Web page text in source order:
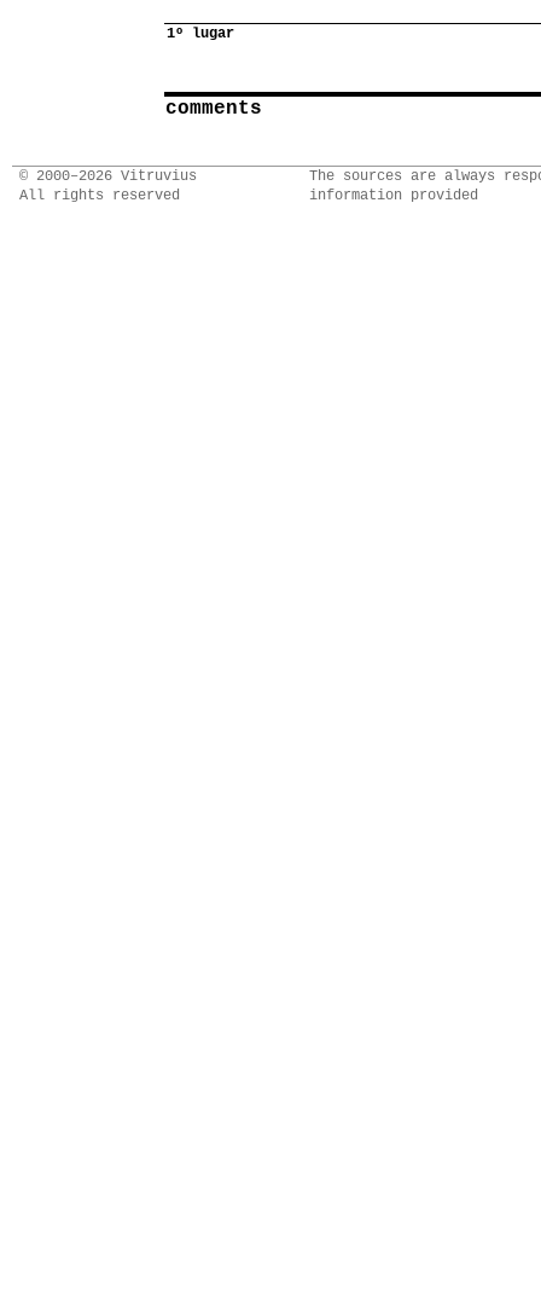
1º lugar
comments
© 2000–2026 Vitruvius
All rights reserved
The sources are always
information provided